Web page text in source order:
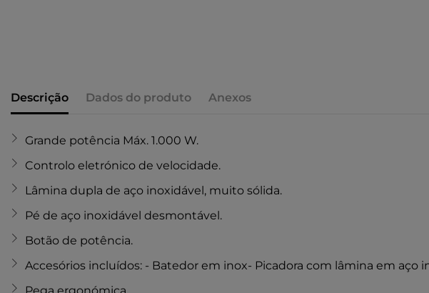
Descrição Dados do produto Anexos
Grande potência Máx. 1.000 W.
Controlo eletrónico de velocidade.
Lâmina dupla de aço inoxidável, muito sólida.
Pé de aço inoxidável desmontável.
Botão de potência.
Accesórios incluídos: - Batedor em inox- Picadora com lâmina em aço